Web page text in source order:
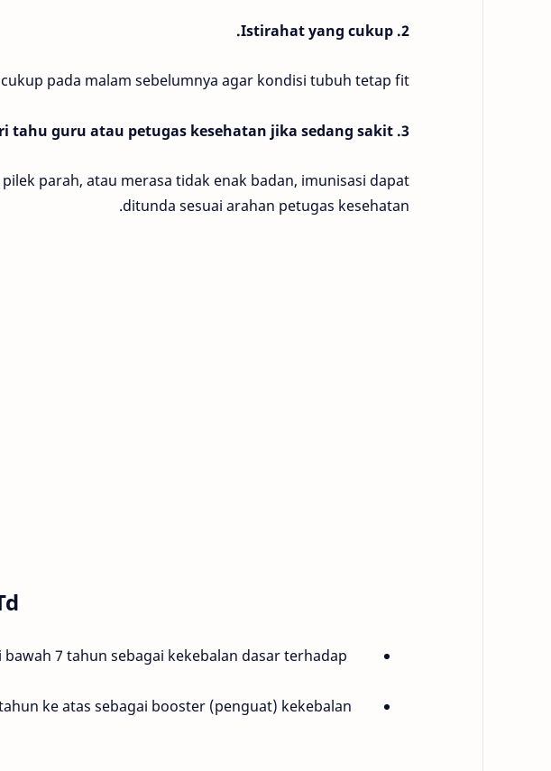
2. Istirahat yang cukup.
pada malam sebelumnya agar kondisi tubuh tetap fit.
3. Memberi tahu guru atau petugas kesehatan jika sedang sakit.
parah, atau merasa tidak enak badan, imunisasi dapat
ditunda sesuai arahan petugas kesehatan.
7 tahun sebagai kekebalan dasar terhadap
ke atas sebagai booster (penguat) kekebalan